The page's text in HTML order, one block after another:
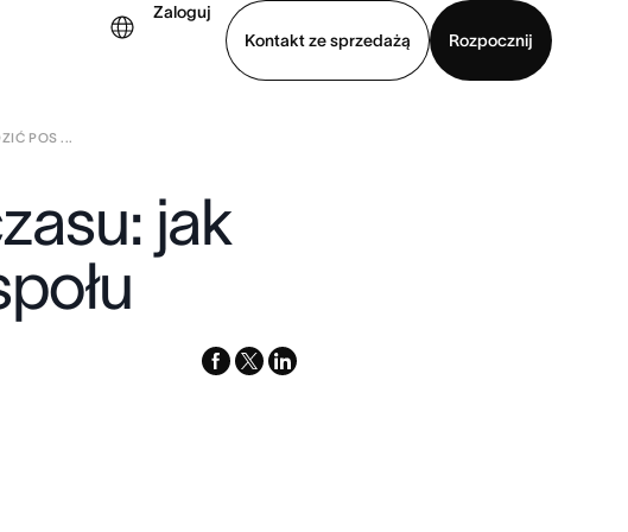
Zaloguj
Kontakt ze sprzedażą
Rozpocznij
sprzedażą
POS ...
jak
facebook
x-
linkedin